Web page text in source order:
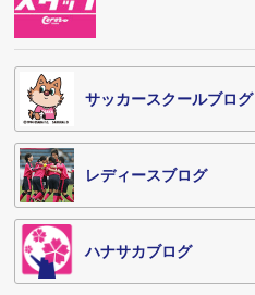
サッカースクールブログ
レディースブログ
ハナサカブログ